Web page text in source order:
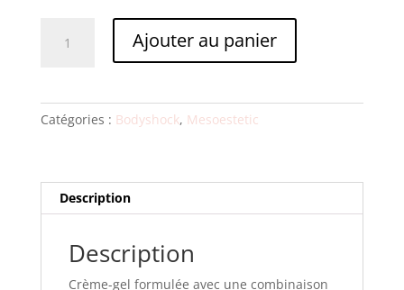
Ajouter au panier
Catégories : Bodyshock, Mesoestetic
Description
Description
Crème-gel formulée avec une combinaison